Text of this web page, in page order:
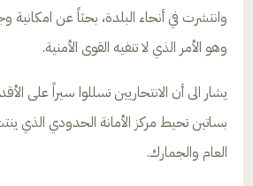
وانتشرت في أنحاء البلدة، بحثاً عن
وهو الأمر الذي لا تنفيه القوى الأمنية.
يشار الى أن الانتحاريين تسللوا سيراً على
بساتين تحيط مركز الأمانة الحدودي الذي
العام والجمارك.